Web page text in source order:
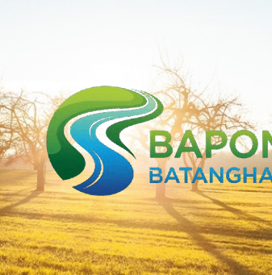
Bapomi
Batanghari